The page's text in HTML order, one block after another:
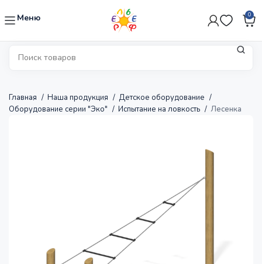
Меню 0
Главная Наша продукция
Детское оборудование
Оборудование серии "Эко"
Испытание на ловкость Лесенка